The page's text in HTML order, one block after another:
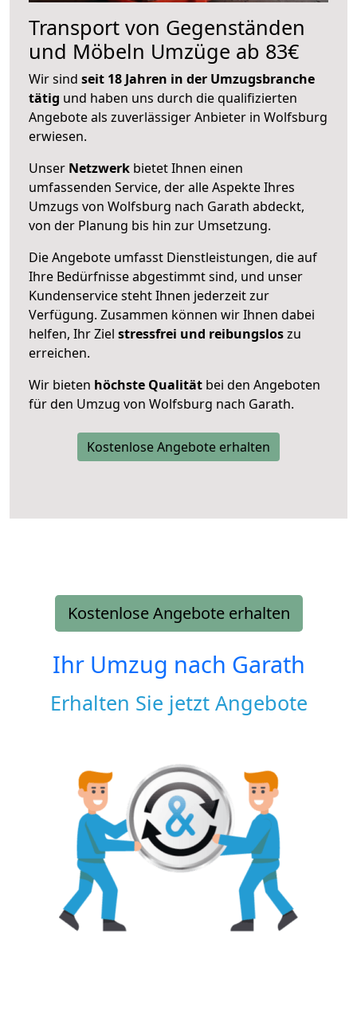
Transport von Gegenständen
und Möbeln Umzüge ab 83€
Wir sind seit 18 Jahren in der Umzugsbranche
tätig und haben uns durch die qualifizierten
Angebote als zuverlässiger Anbieter in Wolfsburg
erwiesen.
Unser Netzwerk bietet Ihnen einen
umfassenden Service, der alle Aspekte Ihres
Umzugs von Wolfsburg nach Garath abdeckt,
von der Planung bis hin zur Umsetzung.
Die Angebote umfasst Dienstleistungen, die auf
Ihre Bedürfnisse abgestimmt sind, und unser
Kundenservice steht Ihnen jederzeit zur
Verfügung. Zusammen können wir Ihnen dabei
helfen, Ihr Ziel stressfrei und reibungsloszu
erreichen.
Wir bieten höchste Qualität bei den Angeboten
für den Umzug von Wolfsburg nach Garath.
Kostenlose Angebote erhalten
Kostenlose Angebote erhalten
Ihr Umzug nach Garath
Erhalten Sie jetzt Angebote